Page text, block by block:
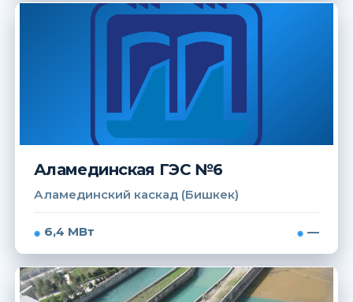
Аламединская ГЭС №6
Аламединский каскад (Бишкек)
6,4 МВт —